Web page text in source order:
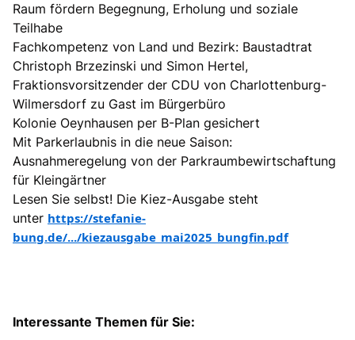
Raum fördern Begegnung, Erholung und soziale
Teilhabe
Fachkompetenz von Land und Bezirk: Baustadtrat
Christoph Brzezinski und Simon Hertel,
Fraktionsvorsitzender der CDU von Charlottenburg-
Wilmersdorf zu Gast im Bürgerbüro
Kolonie Oeynhausen per B-Plan gesichert
Mit Parkerlaubnis in die neue Saison:
Ausnahmeregelung von der Parkraumbewirtschaftung
für Kleingärtner
Lesen Sie selbst! Die Kiez-Ausgabe steht
unter https://stefanie-
bung.de/.../kiezausgabe_mai2025_bungfin.pdf
Interessante Themen für Sie: